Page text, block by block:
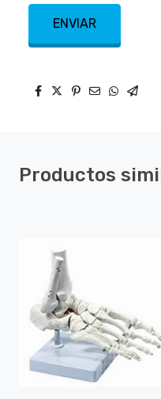
ENVIAR
Productos